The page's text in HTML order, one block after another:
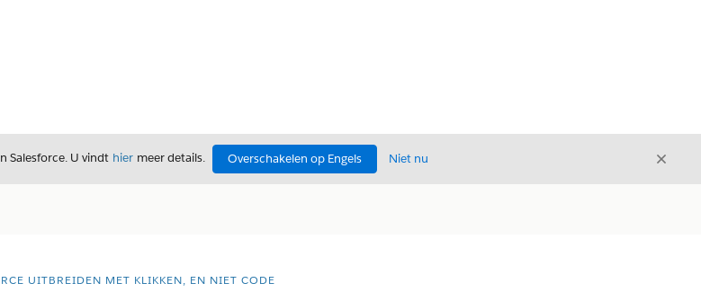
Salesforce. U vindt hier meer details. Overschakelen op Engels Niet nu Sluiten
UITBREIDEN MET KLIKKEN, EN NIET CODE